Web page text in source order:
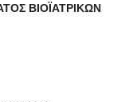
ΒΙΟΪΑΤΡΙΚΩΝ